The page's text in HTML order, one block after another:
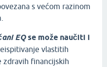
s većom razinom
EQse može naučiti i
vlastitih
zdravih financijskih